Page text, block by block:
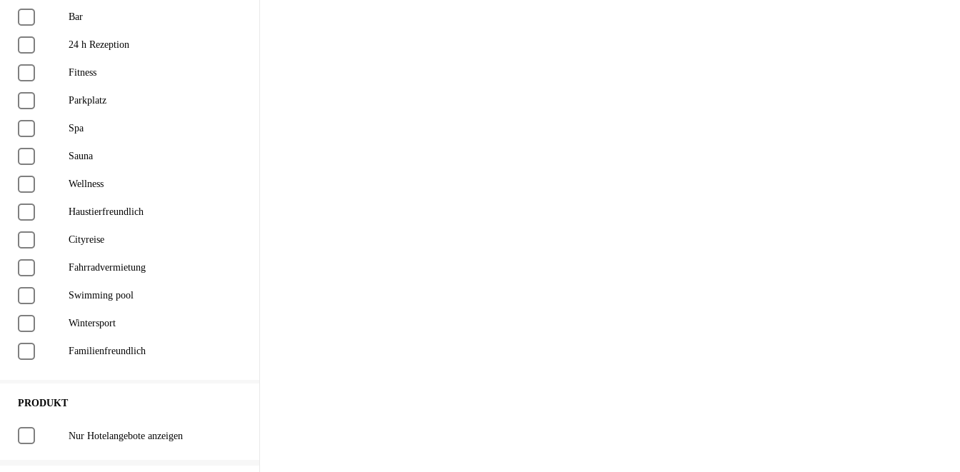
Bar
24 h Rezeption
Fitness
Parkplatz
Spa
Sauna
Wellness
Haustierfreundlich
Cityreise
Fahrradvermietung
Swimming pool
Wintersport
Familienfreundlich
PRODUKT
Nur Hotelangebote anzeigen